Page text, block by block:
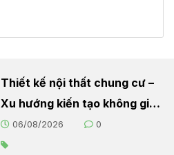
Thiết kế nội thất chung cư –
Xu hướng kiến tạo không gian
sống hiện đại
06/08/2026 0